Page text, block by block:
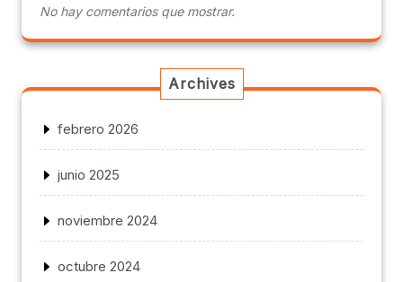
No hay comentarios que mostrar.
Archives
febrero 2026
junio 2025
noviembre 2024
octubre 2024